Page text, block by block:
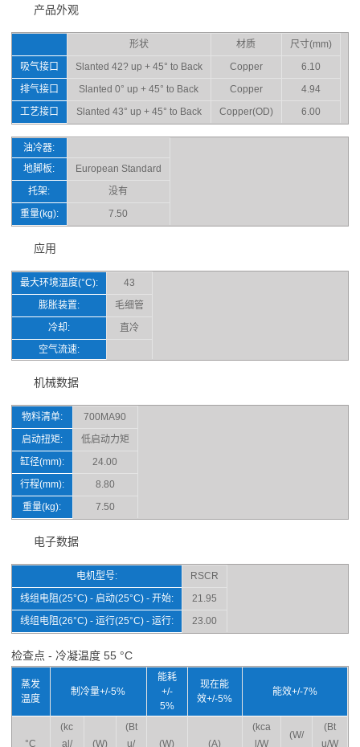
产品外观
形状 材质
尺寸(mm)
吸气接口
Slanted 42? up + 45° to Back Copper
6.10
排气接口
Slanted 0° up + 45° to Back Copper
4.94
工艺接口
Slanted 43° up + 45° to Back Copper(OD) 6.00
油冷器:
地脚板:
European Standard
托架:
没有
重量(kg):
7.50
应用
最大环境温度(°C):
43
膨胀装置:
毛细管
冷却:
直冷
空气流速:
机械数据
物料清单:
700MA90
启动扭矩:
低启动力矩
缸径(mm):
24.00
行程(mm):
8.80
重量(kg):
7.50
电子数据
电机型号:
RSCR
线组电阻(25°C) - 启动(25°C) - 开始:
21.95
线组电阻(26°C) - 运行(25°C) - 运行:
23.00
检查点 - 冷凝温度 55 °C
蒸发
温度
制冷量+/-5%
能耗
+/-
5%
现在能
效+/-5%
能效+/-7%
°C
(kc
al/
(W)
(Bt
u/
(W) (A)
(kca
l/W
(W/
(Bt
u/W